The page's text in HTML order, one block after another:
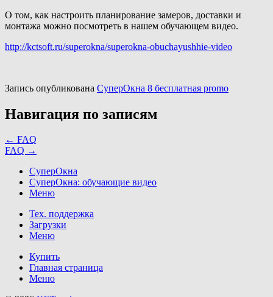
О том, как настроить планирование замеров, доставки и
монтажа можно посмотреть в нашем обучающем видео.
http://kctsoft.ru/superokna/superokna-obuchayushhie-video
Запись опубликована СуперОкна 8 бесплатная promo
Навигация по записям
← FAQ
FAQ →
СуперОкна
СуперОкна: обучающие видео
Меню
Тех. поддержка
Загрузки
Меню
Купить
Главная страница
Меню